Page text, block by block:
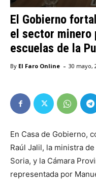
El Gobierno
el sector minero
escuelas de la
By El Faro Online - 30 mayo,
En Casa de Gobierno,
Raúl Jalil, la ministra
Soria, y la Cámara
representada por